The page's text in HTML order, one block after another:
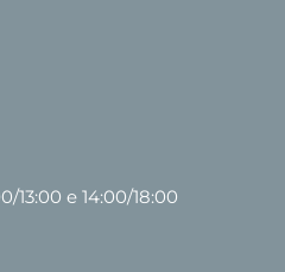
13:00 e 14:00/18:00